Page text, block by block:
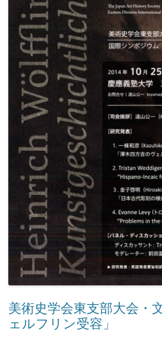
美術史学会東支部大会
ェルフリン受容」